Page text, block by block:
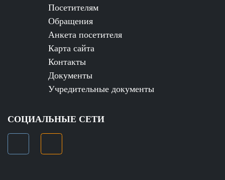
Посетителям
Обращения
Анкета посетителя
Карта сайта
Контакты
Документы
Учредительные документы
СОЦИАЛЬНЫЕ СЕТИ